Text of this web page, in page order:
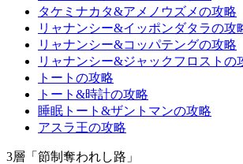
タケミナカタ&アメノウズメの攻略
リャナンシー&イッポンダタラの攻
リャナンシー&コッパテングの攻略
リャナンシー&ジャックフロストの
トートの攻略
トート&時計の攻略
睡眠トート&ザントマンの攻略
アスラ王の攻略
3層「節制奪われし路」